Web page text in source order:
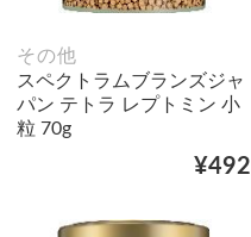
その他
スペクトラムブランズジャ
パン テトラ レプトミン 小
粒 70g
¥492